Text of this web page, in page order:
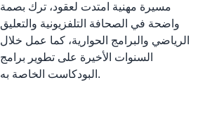
مسيرة مهنية امتدت لعقود، ترك بصمة
واضحة في الصحافة التلفزيونية والتعليق
الرياضي والبرامج الحوارية، كما عمل خلال
السنوات الأخيرة على تطوير برامج
البودكاست الخاصة به.